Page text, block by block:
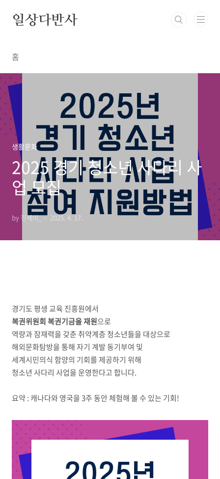
일상다반사
홈
생활문화
2025 경기 청소년 사다리 사
업 모집
by 진제이_ 2025. 4. 17.
경기도 평생 교육 진흥원에서
복권위원회 복권기금을 재원으로
역량과 잠재력을 갖춘 취약계층 청소년들을 대상으로
해외문화탐방을 통해 자기 계발 동기부여 및
세계시민의식 함양의 기회를 제공하기 위해
청소년 사다리 사업을 운영한다고 합니다.
요약 : 캐나다와 영국을 3주 동안 체험해 볼 수 있는 기회!